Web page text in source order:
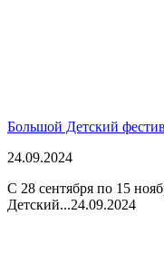
Большой Детский
24.09.2024
С 28 сентября по 15
Детский...24.09.2024